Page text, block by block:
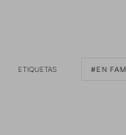
ETIQUETAS EN